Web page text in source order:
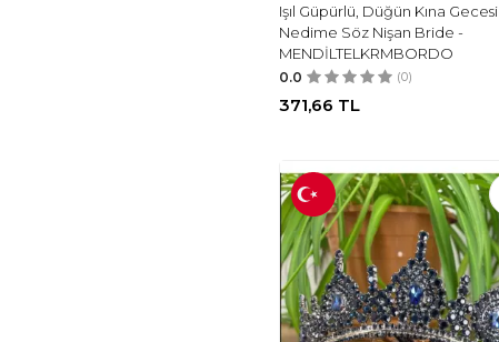
Işıl Güpürlü, Düğün Kına Gecesi
Nedime Söz Nişan Bride -
MENDİLTELKRMBORDO
0.0 (0)
371,66 TL